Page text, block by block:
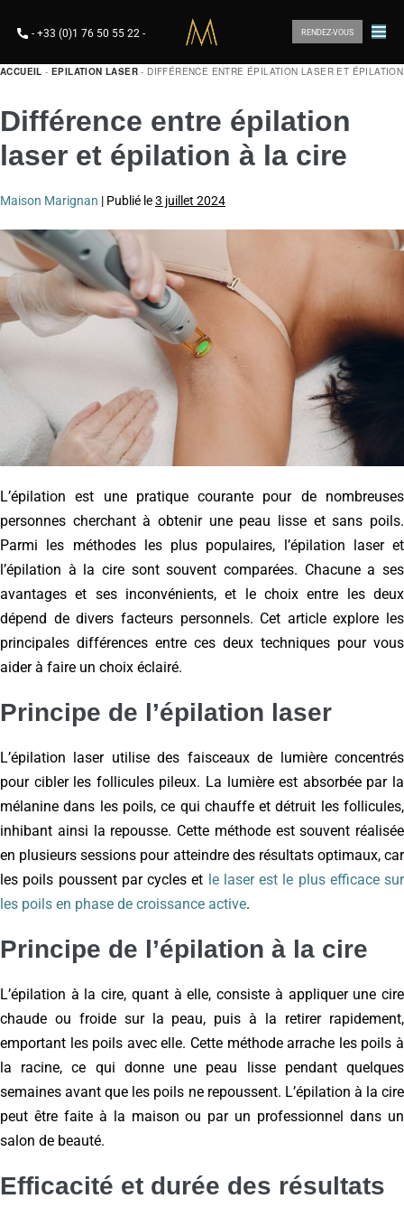
- +33 (0)1 76 50 55 22 - RENDEZ-VOUS
ACCUEIL -EPILATION LASER - DIFFÉRENCE ENTRE ÉPILATION LASER ET
Différence entre épilation
laser et épilation à la cire
Maison Marignan | Publié le3 juillet 2024
L’épilation est une pratique courante pour de nombreuses
personnes cherchant à obtenir une peau lisse et sans poils.
Parmi les méthodes les plus populaires, l’épilation laser et
l’épilation à la cire sont souvent comparées. Chacune a ses
avantages et ses inconvénients, et le choix entre les deux
dépend de divers facteurs personnels. Cet article explore les
principales différences entre ces deux techniques pour vous
aider à faire un choix éclairé.
Principe de l’épilation laser
L’épilation laser utilise des faisceaux de lumière concentrés
pour cibler les follicules pileux. La lumière est absorbée par la
mélanine dans les poils, ce qui chauffe et détruit les follicules,
inhibant ainsi la repousse. Cette méthode est souvent réalisée
en plusieurs sessions pour atteindre des résultats optimaux, car
les poils poussent par cycles et le laser est le plus efficace sur
les poils en phase de croissance active.
Principe de l’épilation à la cire
L’épilation à la cire, quant à elle, consiste à appliquer une cire
chaude ou froide sur la peau, puis à la retirer rapidement,
emportant les poils avec elle. Cette méthode arrache les poils à
la racine, ce qui donne une peau lisse pendant quelques
semaines avant que les poils ne repoussent. L’épilation à la cire
peut être faite à la maison ou par un professionnel dans un
salon de beauté.
Efficacité et durée des résultats